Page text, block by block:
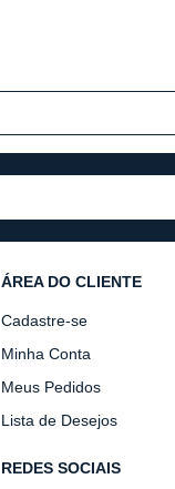
ÁREA DO CLIENTE
Cadastre-se
Minha Conta
Meus Pedidos
Lista de Desejos
REDES SOCIAIS